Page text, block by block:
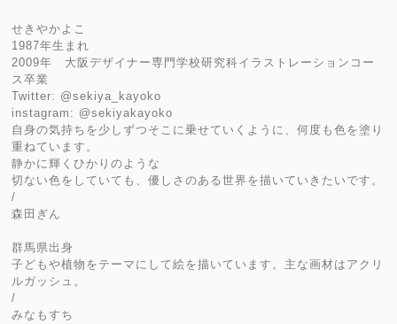
せきやかよこ
1987年生まれ
2009年 大阪デザイナー専門学校研究科イラストレーションコー
ス卒業
Twitter: @sekiya_kayoko
instagram: @sekiyakayoko
自身の気持ちを少しずつそこに乗せていくように、何度も色を塗り
重ねています。
静かに輝くひかりのような
切ない色をしていても、優しさのある世界を描いていきたいです。
/
森田ぎん
群馬県出身
子どもや植物をテーマにして絵を描いています。主な画材はアクリ
ルガッシュ。
/
みなもすち